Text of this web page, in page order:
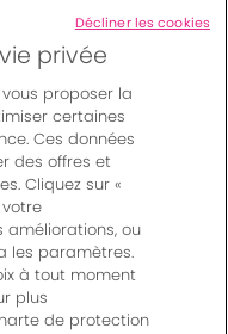
Jean Samazeuilh - CS
- France
|
Events And More
privée
proposer la
certaines
Ces données
des offres et
Cliquez sur «
ou
les paramètres.
à tout moment
plus
de protection
Décliner les cookies